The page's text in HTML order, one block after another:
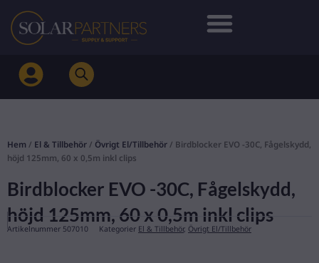
Hoppa
innehåll
Hem / El & Tillbehör / Övrigt El/Tillbehör / Birdblocker EVO -30C, Fågelskydd,
höjd 125mm, 60 x 0,5m inkl clips
Birdblocker EVO -30C, Fågelskydd,
höjd 125mm, 60 x 0,5m inkl clips
Artikelnummer 507010 Kategorier El & Tillbehör, Övrigt El/Tillbehör